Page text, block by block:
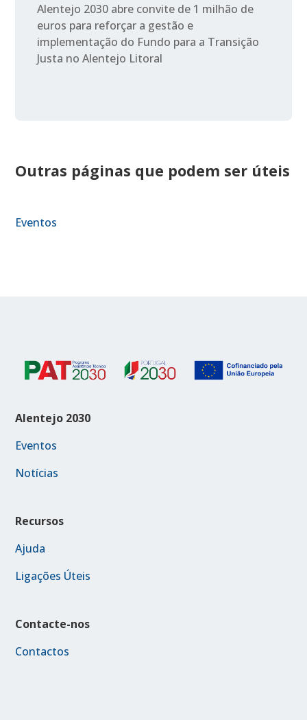
Alentejo 2030 abre convite de 1 milhão de
euros para reforçar a gestão e
implementação do Fundo para a Transição
Justa no Alentejo Litoral
Outras páginas que podem ser úteis
Eventos
Alentejo 2030
Eventos
Notícias
Recursos
Ajuda
Ligações Úteis
Contacte-nos
Contactos